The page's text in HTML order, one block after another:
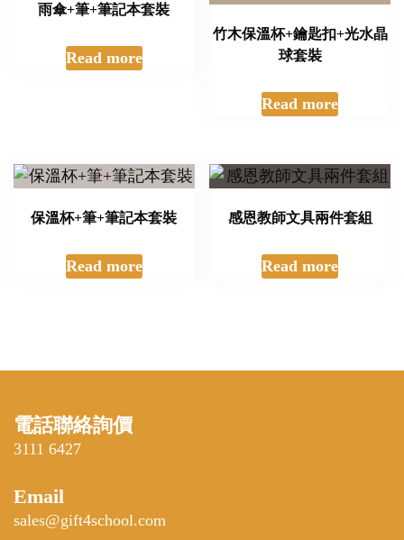
雨傘+筆+筆記本套裝
Read more
竹木保溫杯+鑰匙扣+光水晶
球套裝
Read more
保溫杯+筆+筆記本套裝
Read more
感恩教師文具兩件套組
Read more
電話聯絡詢價
3111 6427
Email
sales@gift4school.com